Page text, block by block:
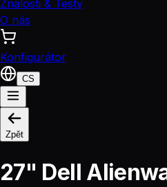
Znalosti & Testy
O nás
Konfigurátor
CS
Zpět
27" Dell